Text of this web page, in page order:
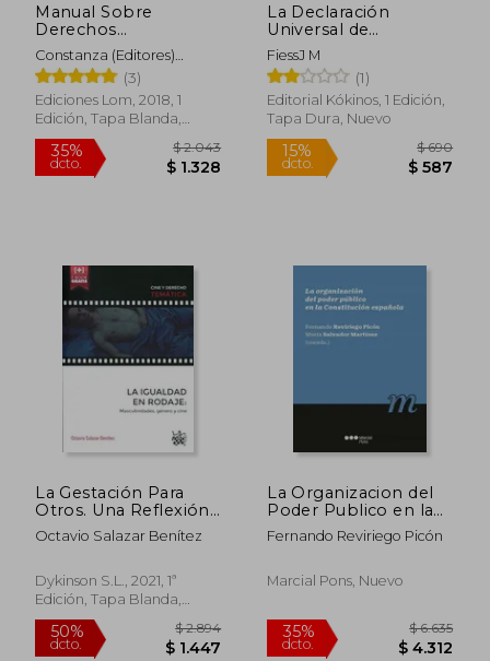
50%
dcto.
$ 2.738
$ 1.369
50%
dcto.
$
$
Manual Sobre
Derechos
Fundamentales
Constanza (Editores)
Contreras, Pablo Y
Salgado
(3)
Ediciones Lom, 2018, 1
Edición, Tapa Blanda,
Nuevo
La Declaración
Universal de
Derechos Humanos
FiessJ M
(1)
Editorial Kókinos, 1 Edición,
Tapa Dura, Nuevo
La Gestación Para
Otros. Una Reflexión
Jurídico-
Constitucional Sobre
Deseos y Derechos
Octavio Salazar Benítez
Dykinson S.L., 2021, 1ª
Edición, Tapa Blanda,
Nuevo
La Organizacion del
Poder Publico en la
Constitucion
Española
Fernando Reviriego Picón
Marcial Pons, Nuevo